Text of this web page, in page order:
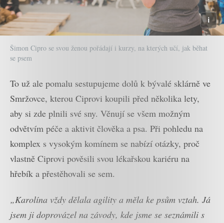
Šimon Cipro se svou ženou pořádají i kurzy, na kterých učí, jak běhat
se psem
To už ale pomalu sestupujeme dolů k bývalé sklárně ve
Smržovce, kterou Ciprovi koupili před několika lety,
aby si zde plnili své sny. Věnují se všem možným
odvětvím péče a aktivit člověka a psa. Při pohledu na
komplex s vysokým komínem se nabízí otázky, proč
vlastně Ciprovi pověsili svou lékařskou kariéru na
hřebík a přestěhovali se sem.
„Karolína vždy dělala agility a měla ke psům vztah. Já
jsem ji doprovázel na závody, kde jsme se seznámili s